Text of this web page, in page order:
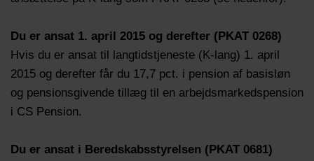
Du er ansat 1. april 2015 og derefter (PKAT 0268)
Hvis du er ansat til langtidstjeneste (K-lang) 1. april
2015 og derefter får du 17,7 pct. i pension af basisløn
og pensionsgivende tillæg til en arbejdsmarkedspension
i CS Pension.
Du er ansat i Beredskabsstyrelsen (PKAT 0681)